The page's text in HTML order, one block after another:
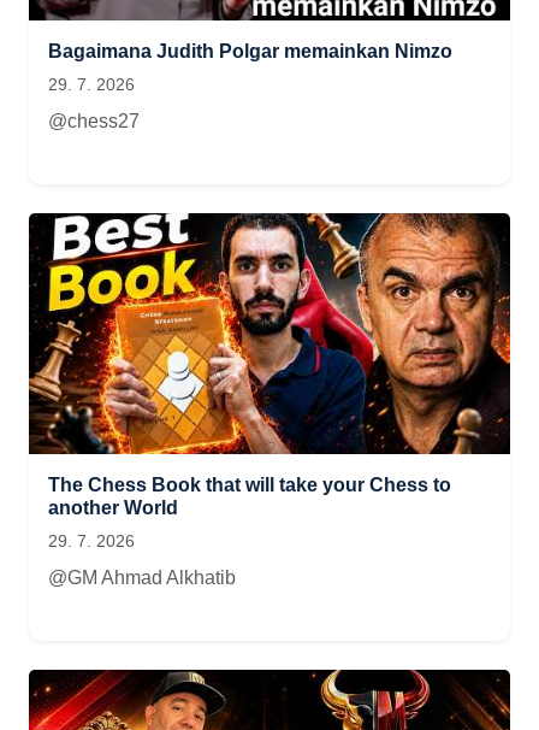
Bagaimana Judith Polgar memainkan Nimzo
29. 7. 2026
@chess27
The Chess Book that will take your Chess to
another World
29. 7. 2026
@GM Ahmad Alkhatib